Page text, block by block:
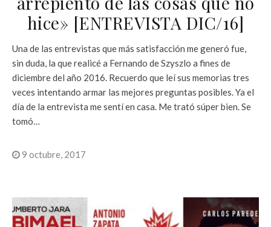
hice» [ENTREVISTA DIC/16]
Una de las entrevistas que más satisfacción me generó fue,
sin duda, la que realicé a Fernando de Szyszlo a fines de
diciembre del año 2016. Recuerdo que leí sus memorias tres
veces intentando armar las mejores preguntas posibles. Ya el
día de la entrevista me sentí en casa. Me trató súper bien. Se
tomó…
9 octubre, 2017